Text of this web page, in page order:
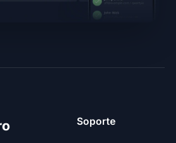
Soporte